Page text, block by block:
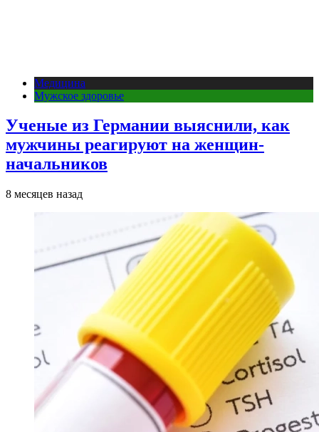
Медицина
Мужское здоровье
Ученые из Германии выяснили, как
мужчины реагируют на женщин-
начальников
8 месяцев назад